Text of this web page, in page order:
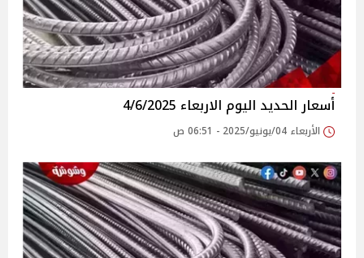
أسعار الحديد اليوم الاربعاء 4/6/2025
الأربعاء 04/يونيو/2025 - 06:51 ص